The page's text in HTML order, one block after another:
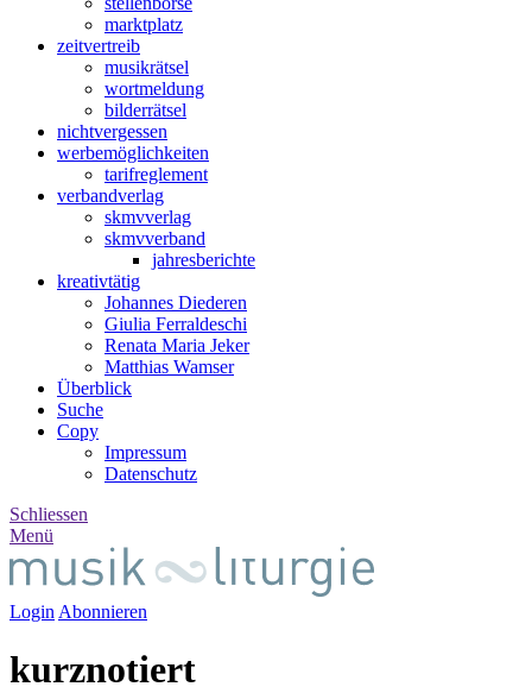
marktplatz
zeitvertreib
musikrätsel
wortmeldung
bilderrätsel
nichtvergessen
werbemöglichkeiten
tarifreglement
verbandverlag
skmvverlag
skmvverband
jahresberichte
kreativtätig
Johannes Diederen
Giulia Ferraldeschi
Renata Maria Jeker
Matthias Wamser
Überblick
Suche
Copy
Impressum
Datenschutz
Schliessen
Menü
Login Abonnieren
kurznotiert